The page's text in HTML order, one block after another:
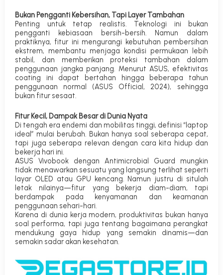
Bukan Pengganti Kebersihan, Tapi Layer Tambahan
Penting untuk tetap realistis. Teknologi ini bukan
pengganti kebiasaan bersih-bersih. Namun dalam
praktiknya, fitur ini mengurangi kebutuhan pembersihan
ekstrem, membantu menjaga kondisi permukaan lebih
stabil, dan memberikan proteksi tambahan dalam
penggunaan jangka panjang. Menurut ASUS, efektivitas
coating ini dapat bertahan hingga beberapa tahun
penggunaan normal (ASUS Official, 2024), sehingga
bukan fitur sesaat.
Fitur Kecil, Dampak Besar di Dunia Nyata
Di tengah era endemi dan mobilitas tinggi, definisi “laptop
ideal” mulai berubah. Bukan hanya soal seberapa cepat,
tapi juga seberapa relevan dengan cara kita hidup dan
bekerja hari ini.
ASUS Vivobook dengan Antimicrobial Guard mungkin
tidak menawarkan sesuatu yang langsung terlihat seperti
layar OLED atau GPU kencang. Namun justru di situlah
letak nilainya—fitur yang bekerja diam-diam, tapi
berdampak pada kenyamanan dan keamanan
penggunaan sehari-hari.
Karena di dunia kerja modern, produktivitas bukan hanya
soal performa, tapi juga tentang bagaimana perangkat
mendukung gaya hidup yang semakin dinamis—dan
semakin sadar akan kesehatan.